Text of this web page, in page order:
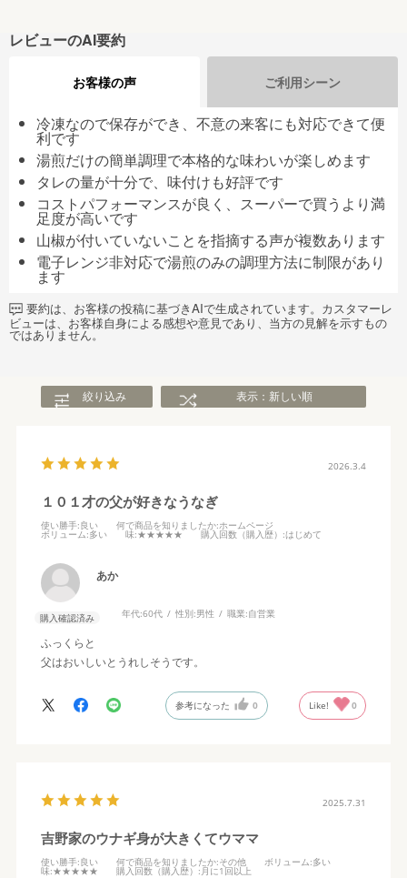
レビューのAI要約
お客様の声 ご利用シーン
冷凍なので保存ができ、不意の来客にも対応できて便
利です
湯煎だけの簡単調理で本格的な味わいが楽しめます
タレの量が十分で、味付けも好評です
コストパフォーマンスが良く、スーパーで買うより満
足度が高いです
山椒が付いていないことを指摘する声が複数あります
電子レンジ非対応で湯煎のみの調理方法に制限があり
ます
要約は、お客様の投稿に基づきAIで生成されています。カスタマーレ
ビューは、お客様自身による感想や意見であり、当方の見解を示すもの
ではありません。
絞り込み 表示：新しい順
2026.3.4
１０１才の父が好きなうなぎ
使い勝手:良い 何で商品を知りましたか:ホームページ
ボリューム:多い 味:★★★★★ 購入回数（購入歴） :はじめて
あか
購入確認済み 年代:60代 性別:男性 職業:自営業
ふっくらと
父はおいしいとうれしそうです。
参考になった 0 Like! 0
2025.7.31
吉野家のウナギ身が大きくてウママ
使い勝手:良い 何で商品を知りましたか:その他 ボリューム:多い
味:★★★★★ 購入回数（購入歴） :月に1回以上